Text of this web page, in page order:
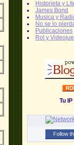
Historieta y
James Bond
Musica y
No se lo
Publicaciones
Rol y
Tu
Follow